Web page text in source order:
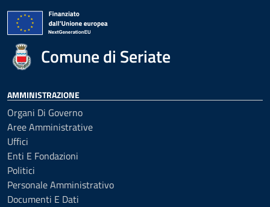
Comune di Seriate
AMMINISTRAZIONE
Organi Di Governo
Aree Amministrative
Uffici
Enti E Fondazioni
Politici
Personale Amministrativo
Documenti E Dati